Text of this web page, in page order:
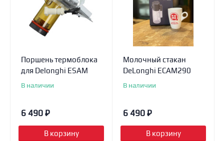
Поршень термоблока
для Delonghi ESAM
В наличии
6 490 ₽
В корзину
Молочный стакан
DeLonghi ECAM290
В наличии
6 490 ₽
В корзину